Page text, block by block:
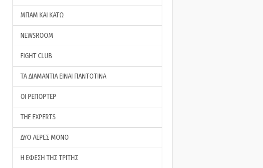
ΜΠΑΜ ΚΑΙ ΚΑΤΩ
NEWSROOM
FIGHT CLUB
ΤΑ ΔΙΑΜΑΝΤΙΑ ΕΙΝΑΙ ΠΑΝΤΟΤΙΝΑ
ΟΙ ΡΕΠΟΡΤΕΡ
THE EXPERTS
ΔΥΟ ΛΕΡΕΣ ΜΟΝΟ
Η ΕΦΕΣΗ ΤΗΣ ΤΡΙΤΗΣ